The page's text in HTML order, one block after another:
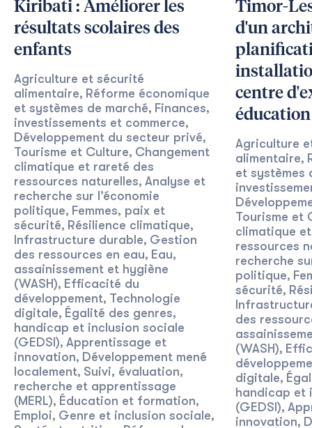
Kiribati : Améliorer les
résultats scolaires des
enfants
Agriculture et sécurité
alimentaire, Réforme économique
et systèmes de marché, Finances,
investissements et commerce,
Développement du secteur privé,
Tourisme et Culture, Changement
climatique et rareté des
ressources naturelles, Analyse et
recherche sur l’économie
politique, Femmes, paix et
sécurité, Résilience climatique,
Infrastructure durable, Gestion
des ressources en eau, Eau,
assainissement et hygiène
(WASH), Efficacité du
développement, Technologie
digitale, Égalité des genres,
handicap et inclusion sociale
(GEDSI), Apprentissage et
innovation, Développement mené
localement, Suivi, évaluation,
recherche et apprentissage
(MERL), Éducation et formation,
Emploi, Genre et inclusion sociale,
Timor-
d'un
centre
éducation
Agriculture
alimentaire,
et systèmes
Tourisme et
climatique
ressources
recherche
politique,
sécurité,
des
(WASH),
digitale,
handicap et
(GEDSI),
innovation,